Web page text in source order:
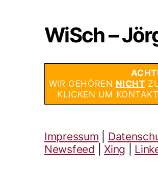
WiSch –
WIR GEHÖREN NICHT
KLICKEN UM
Impressum
Newsfeed |Xing